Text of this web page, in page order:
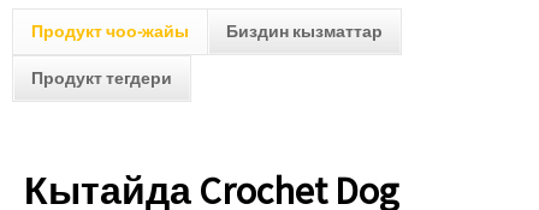
Продукт чоо-жайы Биздин кызматтар
Продукт тегдери
Кытайда Crochet Dog